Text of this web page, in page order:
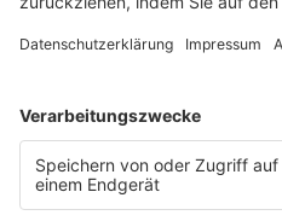
E-Mail:info@ruw.de
Web:https://www.ruw.de
AGB
Datenschutzerklärung
Genderhinweis
Cookie-Einstellungen